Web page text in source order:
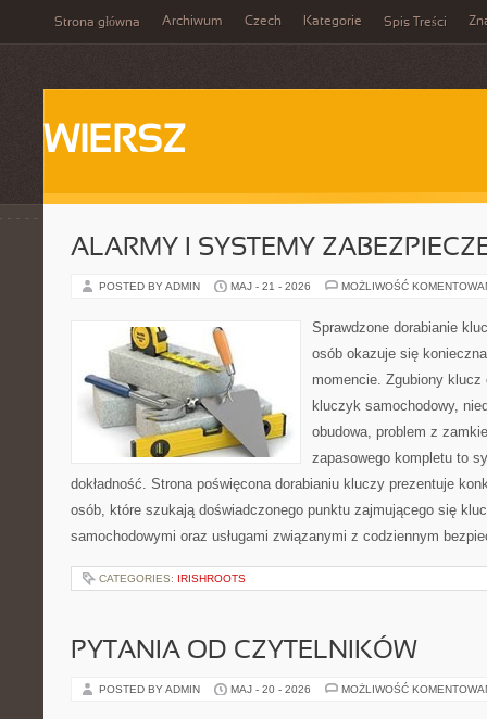
Strona główna Archiwum Czech Kategorie Spis Treści
WIERSZ
ALARMY I SYSTEMY
POSTED BY ADMIN MAJ - 21 - 2026 MOŻLIWOŚĆ
Sprawdzone dorabianie
osób okazuje się
momencie. Zgubiony
kluczyk samochodowy,
obudowa, problem z
zapasowego kompletu to
dokładność. Strona poświęcona dorabianiu kluczy prezentuje
osób, które szukają doświadczonego punktu zajmującego się
samochodowymi oraz usługami związanymi z codziennym
CATEGORIES: IRISHROOTS
PYTANIA OD CZYTELNIKÓW
POSTED BY ADMIN MAJ - 20 - 2026 MOŻLIWOŚĆ